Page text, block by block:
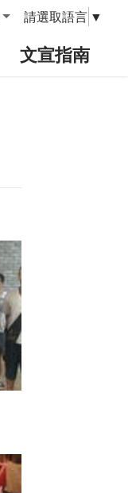
請選取語言 ▼
文宣指南